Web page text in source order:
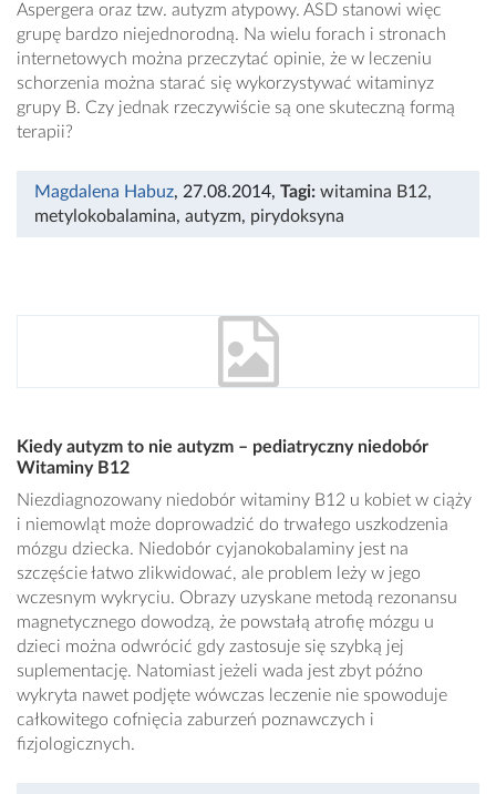
Aspergera oraz tzw. autyzm atypowy. ASD stanowi więc
grupę bardzo niejednorodną. Na wielu forach i stronach
internetowych można przeczytać opinie, że w leczeniu
schorzenia można starać się wykorzystywać witaminyz
grupy B. Czy jednak rzeczywiście są one skuteczną formą
terapii?
Magdalena Habuz, 27.08.2014, Tagi: witamina B12,
metylokobalamina, autyzm, pirydoksyna
Kiedy autyzm to nie autyzm – pediatryczny niedobór
Witaminy B12
Niezdiagnozowany niedobór witaminy B12 u kobiet w ciąży
i niemowląt może doprowadzić do trwałego uszkodzenia
mózgu dziecka. Niedobór cyjanokobalaminy jest na
szczęście łatwo zlikwidować, ale problem leży w jego
wczesnym wykryciu. Obrazy uzyskane metodą rezonansu
magnetycznego dowodzą, że powstałą atrofię mózgu u
dzieci można odwrócić gdy zastosuje się szybką jej
suplementację. Natomiast jeżeli wada jest zbyt późno
wykryta nawet podjęte wówczas leczenie nie spowoduje
całkowitego cofnięcia zaburzeń poznawczych i
fizjologicznych.